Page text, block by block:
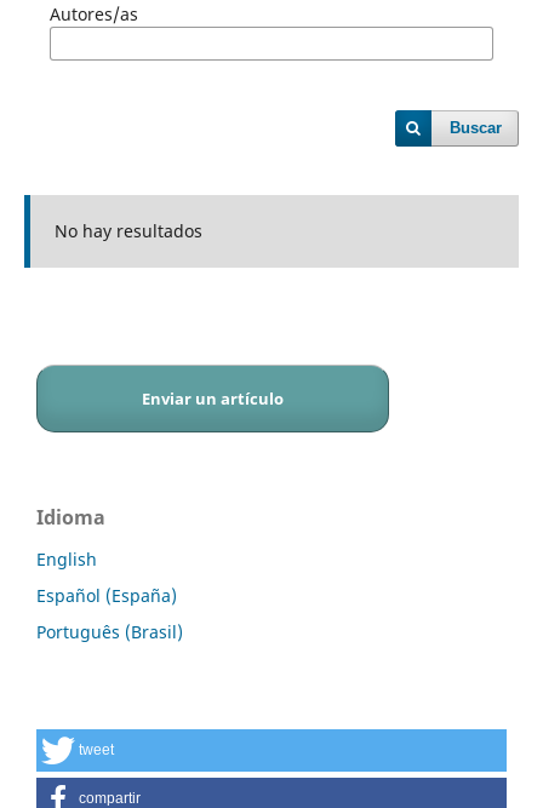
Autores/as
Buscar
No hay resultados
Enviar un artículo
Idioma
English
Español (España)
Português (Brasil)
tweet
compartir